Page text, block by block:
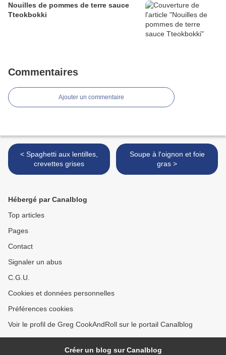
Nouilles de pommes de terre sauce
Tteokbokki
Commentaires
Ajouter un commentaire
< Spaghetti aux lentilles,
crevettes grises
Soupe à l'oignon et foie
gras >
Hébergé par Canalblog
Top articles
Pages
Contact
Signaler un abus
C.G.U.
Cookies et données personnelles
Préférences cookies
Voir le profil de Greg CookAndRoll sur le portail Canalblog
Créer un blog sur Canalblog